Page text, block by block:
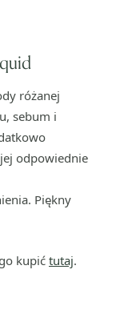
różanej
sebum i
odpowiednie
Piękny
kupić tutaj.